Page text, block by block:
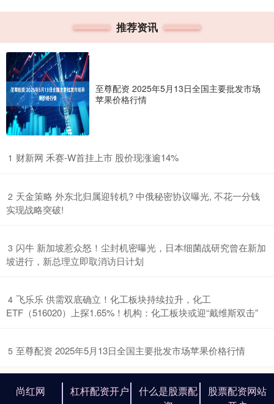
推荐资讯
至尊配资 2025年5月13日全国主要批发市场
苹果价格行情
1 ​财新网 禾赛-W首挂上市 股价现涨逾14%
2 ​天金策略 外东北归属迎转机? 中俄秘密协议曝光, 不花一分钱
实现战略突破!
3 ​闪牛 新加坡惹众怒！尘封机密曝光，日本细菌战研究曾在新加
坡进行，新总理立即取消访日计划
4 ​飞乐乐 供需双底确立！化工板块持续拉升，化工
ETF（516020）上探1.65%！机构：化工板块或迎“戴维斯双击”
5 ​至尊配资 2025年5月13日全国主要批发市场苹果价格行情
尚红网 杠杆配资开户
什么是股票配
股票配资网站